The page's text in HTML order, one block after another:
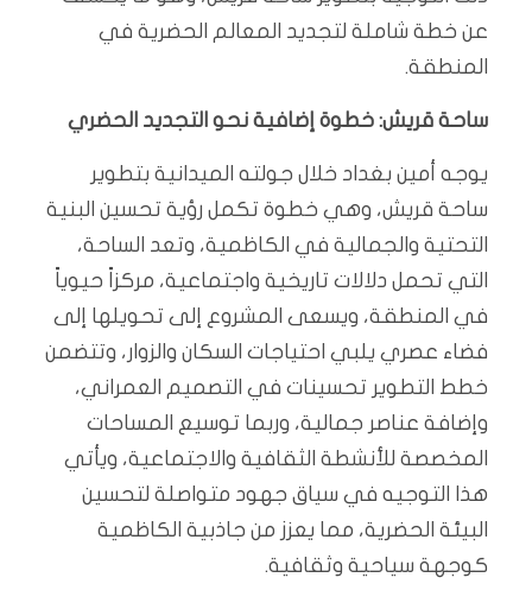
عن خطة شاملة لتجديد المعالم الحضرية في
المنطقة.
ساحة قريش: خطوة إضافية نحو التجديد الحضري
يوجه أمين بغداد خلال جولته الميدانية بتطوير
ساحة قريش، وهي خطوة تكمل رؤية تحسين البنية
التحتية والجمالية في الكاظمية، وتعد الساحة،
التي تحمل دلالات تاريخية واجتماعية، مركزاً حيوياً
في المنطقة، ويسعى المشروع إلى تحويلها إلى
فضاء عصري يلبي احتياجات السكان والزوار، وتتضمن
خطط التطوير تحسينات في التصميم العمراني،
وإضافة عناصر جمالية، وربما توسيع المساحات
المخصصة للأنشطة الثقافية والاجتماعية، ويأتي
هذا التوجيه في سياق جهود متواصلة لتحسين
البيئة الحضرية، مما يعزز من جاذبية الكاظمية
كوجهة سياحية وثقافية.